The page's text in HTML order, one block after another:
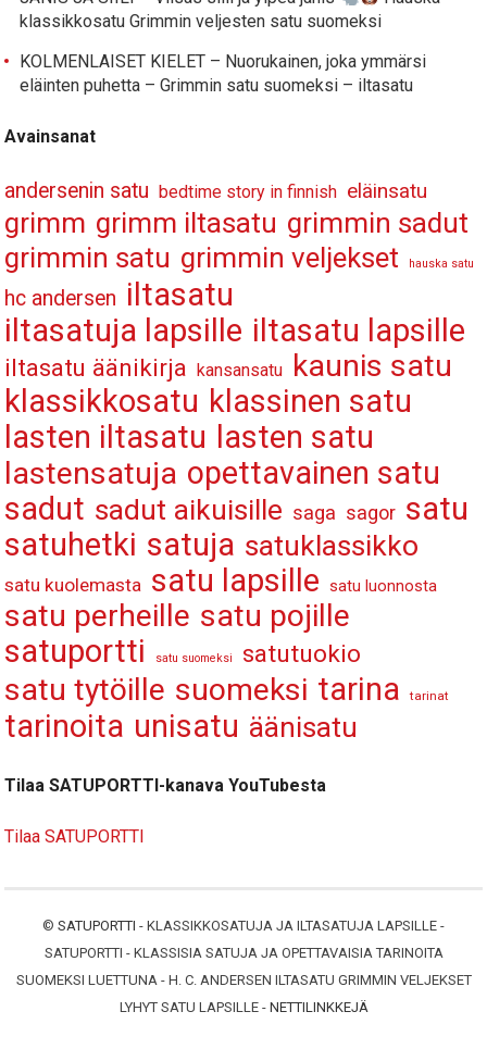
klassikkosatu Grimmin veljesten satu suomeksi
KOLMENLAISET KIELET – Nuorukainen, joka ymmärsi
eläinten puhetta – Grimmin satu suomeksi – iltasatu
Avainsanat
andersenin satu bedtime story in finnish eläinsatu
grimm grimm iltasatu grimmin sadut
grimmin satu grimmin veljekset hauska satu
hc andersen iltasatu
iltasatuja lapsille iltasatu lapsille
iltasatu äänikirja kansansatu kaunis satu
klassikkosatu klassinen satu
lasten iltasatu lasten satu
lastensatuja opettavainen satu
sadut sadut aikuisille saga sagor satu
satuhetki satuja satuklassikko
satu kuolemasta satu lapsille satu luonnosta
satu perheille satu pojille
satuportti satu suomeksi satutuokio
satu tytöille suomeksi tarina tarinat
tarinoita unisatu äänisatu
Tilaa SATUPORTTI-kanava YouTubesta
Tilaa SATUPORTTI
© SATUPORTTI - KLASSIKKOSATUJA JA ILTASATUJA LAPSILLE -
SATUPORTTI - KLASSISIA SATUJA JA OPETTAVAISIA TARINOITA
SUOMEKSI LUETTUNA - H. C. ANDERSEN ILTASATU GRIMMIN VELJEKSET
LYHYT SATU LAPSILLE - NETTILINKKEJÄ